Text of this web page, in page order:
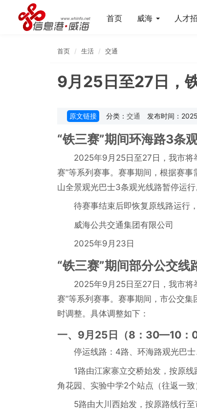
首页 威海 人才
首页 生活 交通
9月25日至27日，
原文链接 分类： 交通 发布时间：
“铁三赛”期间环海路3条
2025年9月25日至27日，我市将
赛”等系列赛事。赛事期间，根据赛
山全景观光巴士3条观光线路暂停运行
待赛事结束后即恢复原线路运行
威海公共交通集团有限公司
2025年9月23日
“铁三赛”期间部分公交线
2025年9月25日至27日，我市将
赛”等系列赛事。赛事期间，市公交
时调整。具体调整如下：
一、9月25日（8：30—10：
停运线路：4路、环海路观光巴
1路由江家寨立交桥始发，按原
角花园、实验中学2个站点（往返一致
5路由大川西始发，按原路线行